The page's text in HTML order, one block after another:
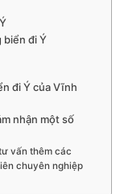
biển đi Ý
đi Ý của Vĩnh
nhận một số
vấn thêm các
chuyên nghiệp